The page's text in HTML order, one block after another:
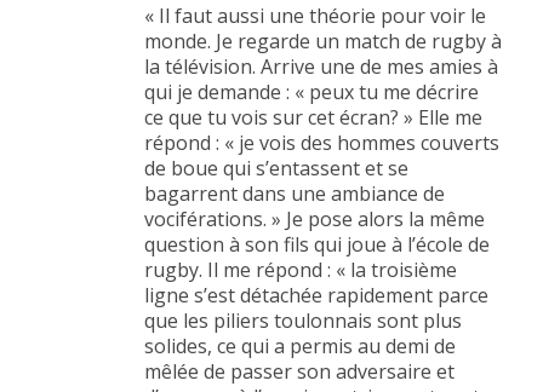
« Il faut aussi une théorie pour voir le
monde. Je regarde un match de rugby à
la télévision. Arrive une de mes amies à
qui je demande : « peux tu me décrire
ce que tu vois sur cet écran? » Elle me
répond : « je vois des hommes couverts
de boue qui s’entassent et se
bagarrent dans une ambiance de
vociférations. » Je pose alors la même
question à son fils qui joue à l’école de
rugby. Il me répond : « la troisième
ligne s’est détachée rapidement parce
que les piliers toulonnais sont plus
solides, ce qui a permis au demi de
mêlée de passer son adversaire et